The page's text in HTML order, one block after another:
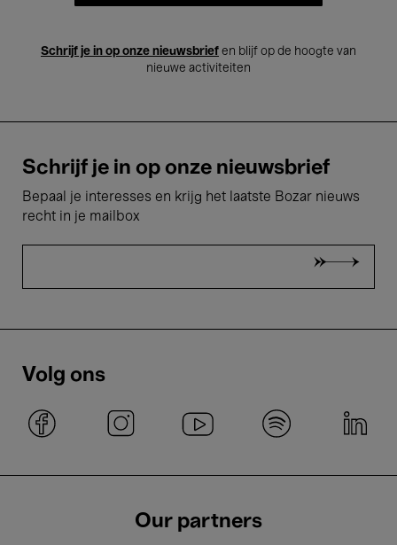
Schrijf je in op onze nieuwsbrief en blijf op de hoogte van
nieuwe activiteiten
Schrijf je in op onze nieuwsbrief
Bepaal je interesses en krijg het laatste Bozar nieuws
recht in je mailbox
Volg ons
Our partners